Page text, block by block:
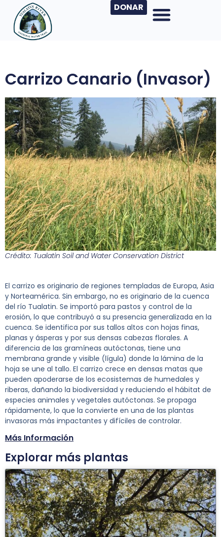
DONAR
Carrizo Canario (invasor)
Crédito: Tualatin Soil and Water Conservation District
El carrizo es originario de regiones templadas de Europa, Asia
y Norteamérica. Sin embargo, no es originario de la cuenca
del río Tualatin. Se importó para pastos y control de la
erosión, lo que contribuyó a su presencia generalizada en la
cuenca. Se identifica por sus tallos altos con hojas finas,
planas y ásperas y por sus densas cabezas florales. A
diferencia de las gramíneas autóctonas, tiene una
membrana grande y visible (lígula) donde la lámina de la
hoja se une al tallo. El carrizo crece en densas matas que
pueden apoderarse de los ecosistemas de humedales y
riberas, dañando la biodiversidad y reduciendo el hábitat de
especies animales y vegetales autóctonas. Se propaga
rápidamente, lo que la convierte en una de las plantas
invasoras más impactantes y difíciles de controlar.
Más Información
Explorar más plantas